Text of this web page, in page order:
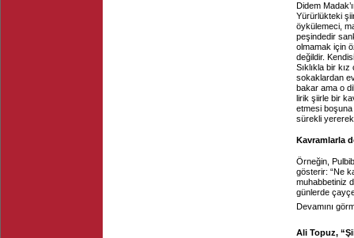
Didem
Yürürlükteki
öykülemeci,
peşindedir
olmamak için
değildir.
Sıklıkla bir
sokaklardan
bakar ama o
lirik şiirle bir
etmesi boşuna
sürekli yererek
Kavramlarla
Örneğin,
gösterir: “Ne
muhabbetiniz
günlerde
Devamını
Ali Topuz,